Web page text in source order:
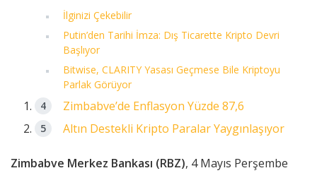
İlginizi Çekebilir
Putin’den Tarihi İmza: Dış Ticarette Kripto Devri
Başlıyor
Bitwise, CLARITY Yasası Geçmese Bile Kriptoyu
Parlak Görüyor
Zimbabve’de Enflasyon Yüzde 87,6
Altın Destekli Kripto Paralar Yaygınlaşıyor
Zimbabve Merkez Bankası (RBZ), 4 Mayıs Perşembe